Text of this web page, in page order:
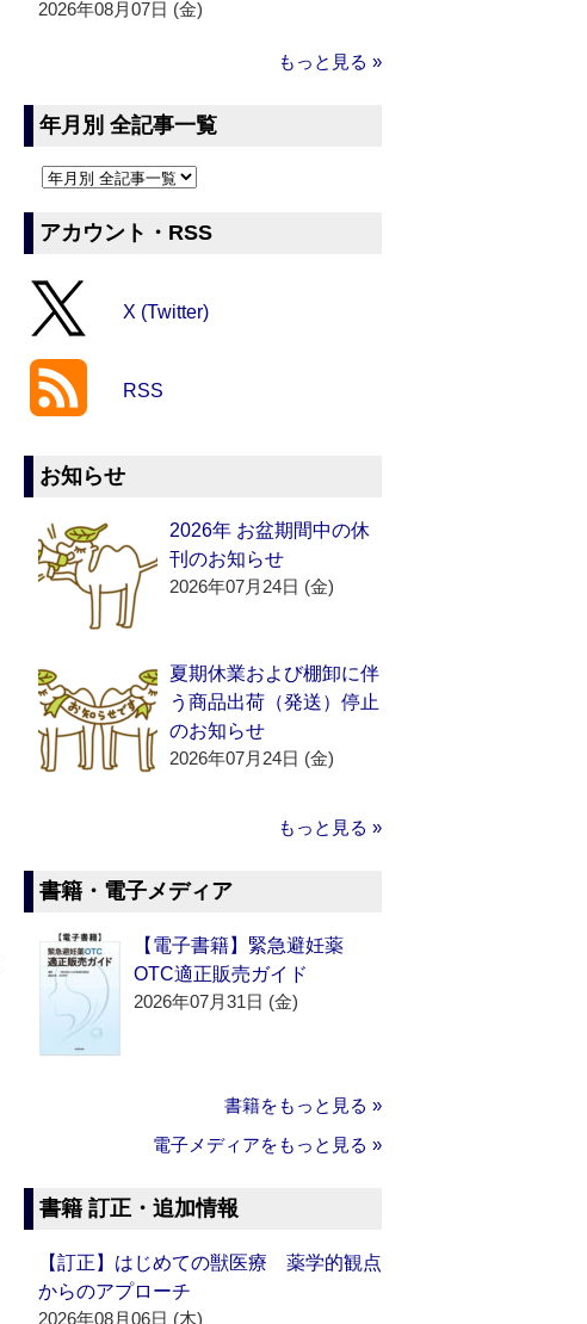
2026年08月07日 (金)
もっと見る »
年月別 全記事一覧
アカウント・RSS
X (Twitter)
RSS
お知らせ
2026年 お盆期間中の休
刊のお知らせ
2026年07月24日 (金)
夏期休業および棚卸に伴
う商品出荷（発送）停止
のお知らせ
2026年07月24日 (金)
もっと見る »
書籍・電子メディア
【電子書籍】緊急避妊薬
OTC適正販売ガイド
2026年07月31日 (金)
書籍をもっと見る »
電子メディアをもっと見る »
書籍 訂正・追加情報
【訂正】はじめての獣医療 薬学的観点
からのアプローチ
2026年08月06日 (木)